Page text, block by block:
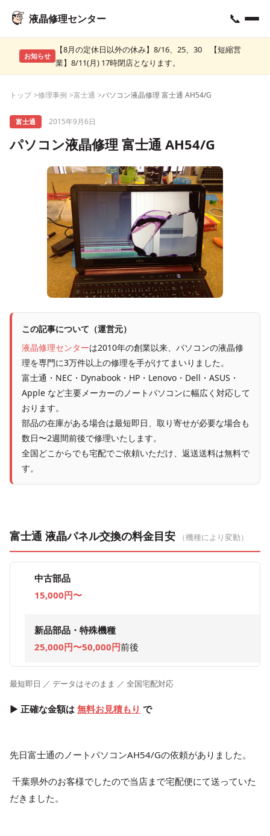
液晶修理センター 📞
お知らせ
【8月の定休日以外の休み】8/16、25、30 【短縮営
業】8/11(月) 17時閉店となります。
トップ 修理事例 富士通 パソコン液晶修理 富士通 AH54/G
富士通 2015年9月6日
パソコン液晶修理 富士通 AH54/G
この記事について（運営元）
液晶修理センターは2010年の創業以来、パソコンの液晶修
理を専門に3万件以上の修理を手がけてまいりました。
富士通・NEC・Dynabook・HP・Lenovo・Dell・ASUS・
Apple など主要メーカーのノートパソコンに幅広く対応して
おります。
部品の在庫がある場合は最短即日、取り寄せが必要な場合も
数日〜2週間前後で修理いたします。
全国どこからでも宅配でご依頼いただけ、返送送料は無料で
す。
富士通 液晶パネル交換の料金目安 （機種により変動）
中古部品
15,000円〜
新品部品・特殊機種
25,000円〜50,000円前後
最短即日 ／ データはそのまま ／ 全国宅配対応
▶ 正確な金額は 無料お見積もり で
先日富士通のノートパソコンAH54/Gの依頼がありました。
千葉県外のお客様でしたので当店まで宅配便にて送っていた
だきました。